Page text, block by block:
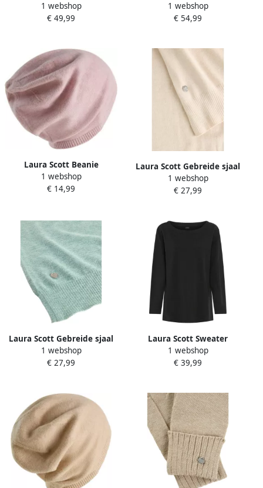
lange mouwen met
glitterprint
1 webshop
€ 49,99
3-delig)
1 webshop
€ 54,99
Laura Scott Beanie
1 webshop
€ 14,99
Laura Scott Gebreide sjaal
1 webshop
€ 27,99
Laura Scott Gebreide sjaal
1 webshop
€ 27,99
Laura Scott Sweater
1 webshop
€ 39,99